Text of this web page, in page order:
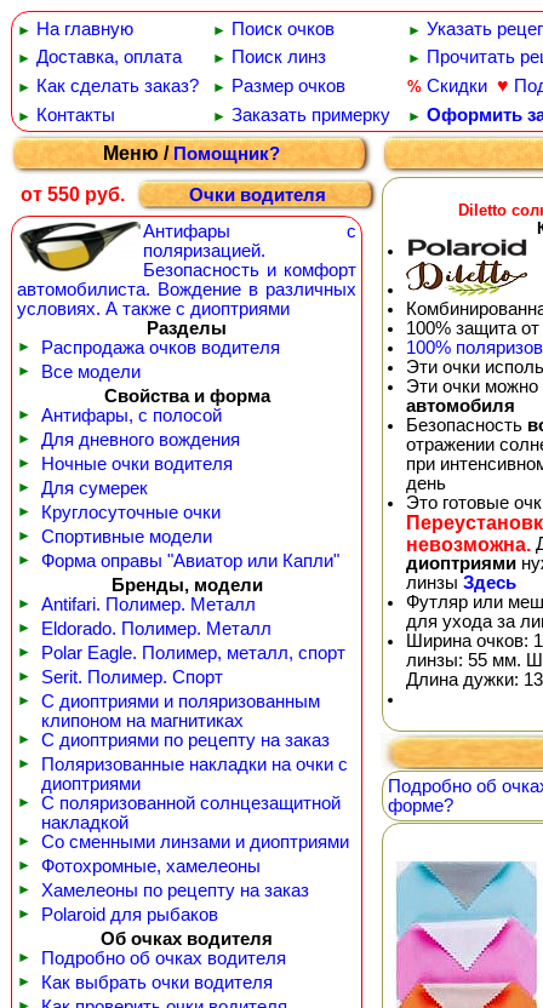
► На главную ► Поиск очков ► Указать
► Доставка, оплата ► Поиск линз ► Прочитать
► Как сделать заказ? ► Размер очков % Скидки ♥
► Контакты ► Заказать примерку ► Оформить
Меню /Помощник?
от 550 руб.
Очки водителя
Антифары с
поляризацией.
Безопасность и комфорт
автомобилиста. Вождение в различных
условиях. А также с диоптриями
Разделы
► Распродажа очков водителя
►
Все модели
Свойства и форма
► Антифары, с полосой
► Для дневного вождения
► Ночные очки водителя
► Для сумерек
► Круглосуточные очки
► Спортивные модели
►
Форма оправы "Авиатор или Капли"
Бренды, модели
► Antifari. Полимер. Металл
► Eldorado. Полимер. Металл
► Polar Eagle. Полимер, металл, спорт
► Serit. Полимер. Спорт
►
С диоптриями и поляризованным
клипоном на магнитиках
► С диоптриями по рецепту на заказ
►
Поляризованные накладки на очки с
диоптриями
►
С поляризованной солнцезащитной
накладкой
► Со сменными линзами и диоптриями
► Фотохромные, хамелеоны
► Хамелеоны по рецепту на заказ
►
Polaroid для рыбаков
Об очках водителя
► Подробно об очках водителя
► Как выбрать очки водителя
Diletto
100% защита
100%
Эти очки
Эти очки
автомобиля
Безопасность
отражении
при
день
Это готовые
невозможна.
диоптриями
линзы Здесь
Футляр или
для ухода за
Ширина очков:
линзы: 55 мм.
Длина дужки:
Подробно об
форме?